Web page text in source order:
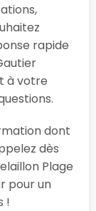
rapide
à votre
dont
dès
Plage
pour un
!